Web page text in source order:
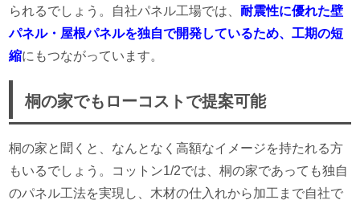
られるでしょう。自社パネル工場では、耐震性に優れた壁
パネル・屋根パネルを独自で開発しているため、工期の短
縮にもつながっています。
桐の家でもローコストで提案可能
桐の家と聞くと、なんとなく高額なイメージを持たれる方
もいるでしょう。コットン1/2では、桐の家であっても独自
のパネル工法を実現し、木材の仕入れから加工まで自社で